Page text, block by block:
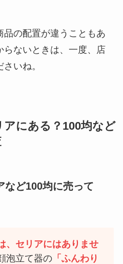
品の配置が違うこともあ
らないときは、一度、店
いね。
にある？100均など
など100均に売って
、セリアにはありませ
泡立て器の 「ふんわり